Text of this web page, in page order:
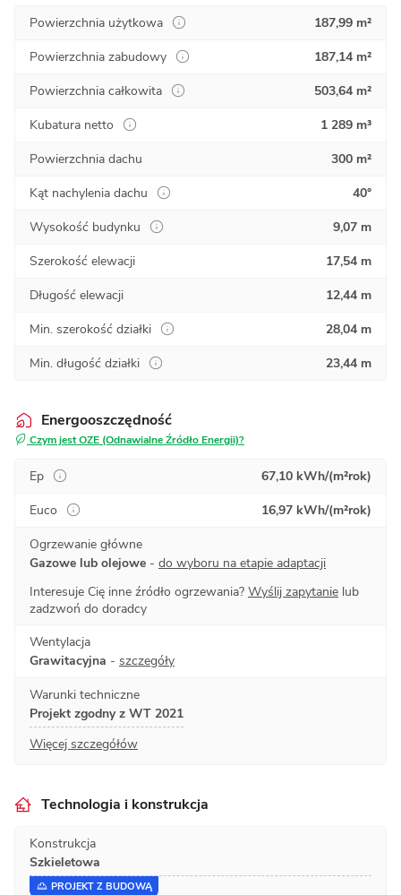
Powierzchnia użytkowa
187,99 m²
Powierzchnia zabudowy
187,14 m²
Powierzchnia całkowita
503,64 m²
Kubatura netto
1 289 m³
Powierzchnia dachu
300 m²
Kąt nachylenia dachu
40°
Wysokość budynku
9,07 m
Szerokość elewacji
17,54 m
Długość elewacji
12,44 m
Min. szerokość działki
28,04 m
Min. długość działki
23,44 m
Energooszczędność
Czym jest OZE (Odnawialne Źródło Energii)?
Ep
67,10 kWh/(m²rok)
Euco
16,97 kWh/(m²rok)
Ogrzewanie główne
Gazowe lub olejowe - do wyboru na etapie adaptacji
Interesuje Cię inne źródło ogrzewania? Wyślij zapytanie lub
zadzwoń do doradcy
Wentylacja
Grawitacyjna - szczegóły
Warunki techniczne
Projekt zgodny z WT 2021
Więcej szczegółów
Technologia i konstrukcja
Konstrukcja
Szkieletowa
PROJEKT Z BUDOWĄ